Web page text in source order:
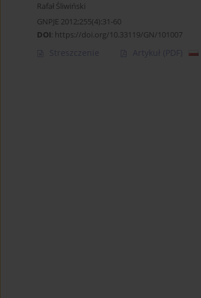
Rafał Śliwiński
GNPJE 2012;255(4):31-60
DOI: https://doi.org/10.33119/GN/101007
Streszczenie Artykuł (PDF)